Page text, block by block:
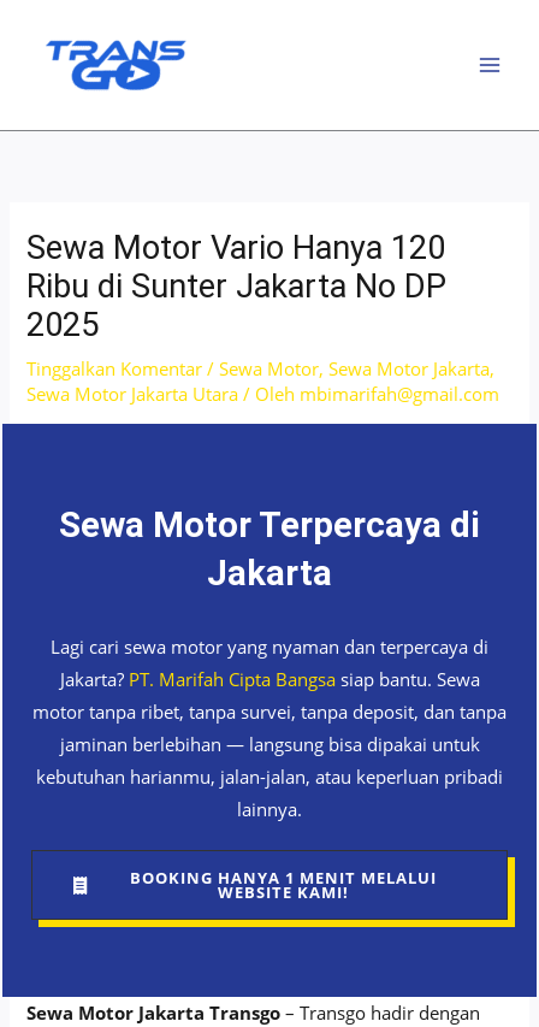
Sewa Motor Vario Hanya 120
Ribu di Sunter Jakarta No DP
2025
Tinggalkan Komentar /Sewa Motor,Sewa Motor Jakarta,
Sewa Motor Jakarta Utara / Oleh mbimarifah@gmail.com
Sewa Motor Terpercaya di
Jakarta
Lagi cari sewa motor yang nyaman dan terpercaya di
Jakarta? PT. Marifah Cipta Bangsasiap bantu. Sewa
motor tanpa ribet, tanpa survei, tanpa deposit, dan tanpa
jaminan berlebihan — langsung bisa dipakai untuk
kebutuhan harianmu, jalan-jalan, atau keperluan pribadi
lainnya.
BOOKING HANYA 1 MENIT MELALUI
WEBSITE KAMI!
Sewa Motor Jakarta Transgo– Transgo hadir dengan